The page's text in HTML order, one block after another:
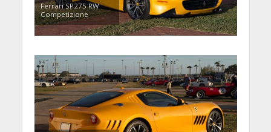
Ferrari SP275 RW
Competizione